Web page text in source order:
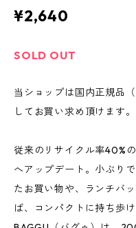
¥2,640
SOLD OUT
当ショップは国内正規品
してお買い求め頂けます。
従来のリサイクル率40%
へアップデート。小ぶり
たお買い物や、ランチバ
ば、コンパクトに持ち歩け